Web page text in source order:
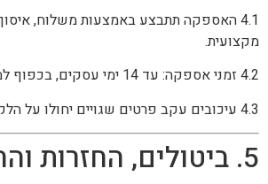
4.1 האספקה תתבצע באמצעות משלוח,
מקצועית.
4.2 זמני אספקה: עד 14 ימי עסקים, בכפוף למלאי ולתיאום התקנה.
4.3 עיכובים עקב פרטים שגויים יחולו על הלקוח.
5. ביטולים, החזרות והחלפות